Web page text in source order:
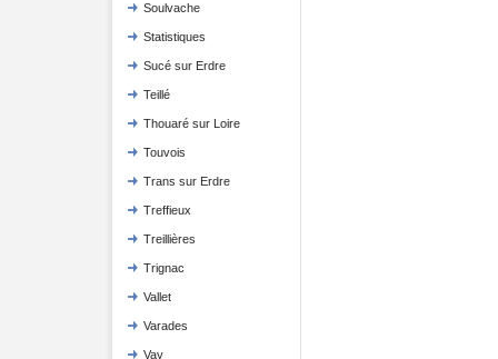
Soulvache
Statistiques
Sucé sur Erdre
Teillé
Thouaré sur Loire
Touvois
Trans sur Erdre
Treffieux
Treillières
Trignac
Vallet
Varades
Vay